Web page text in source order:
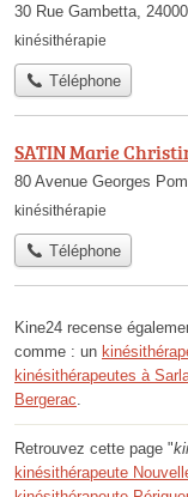
30 Rue Gambetta,
kinésithérapie
Téléphone
SATIN Marie
80 Avenue Georges
kinésithérapie
Téléphone
Kine24 recense
comme : un
kinésithérapeutes à
Bergerac.
Retrouvez cette page "
kinésithérapeute